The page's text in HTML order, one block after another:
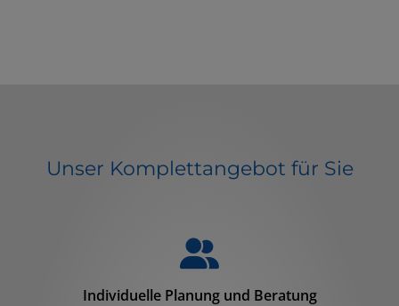
Unser Komplettangebot für Sie
Individuelle Planung und Beratung